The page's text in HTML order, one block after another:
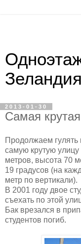
Зеландия
2013-01-30
Самая
Продолжаем гулять
самую крутую
метров, высота 70
19 градусов (на
метр по вертикали).
В 2001 году двое
съехать по этой
Бак врезался в
студентов погиб.